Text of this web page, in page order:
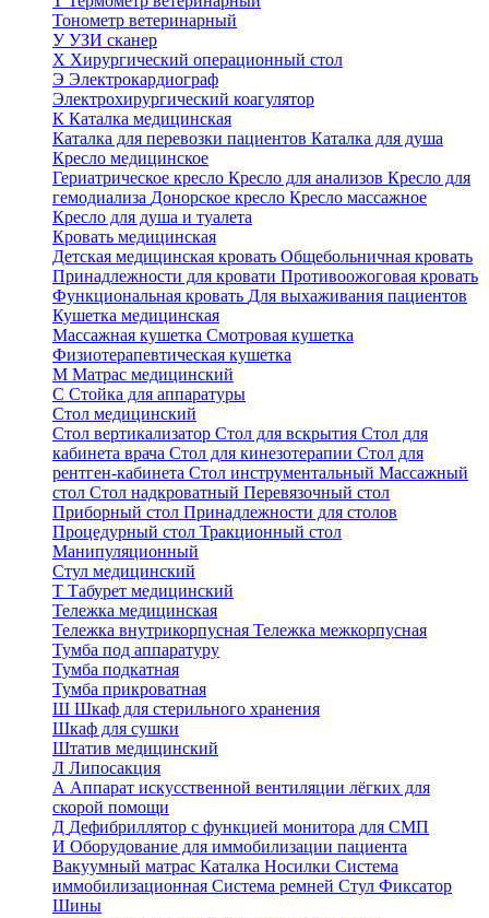
Тонометр ветеринарный
УУЗИ сканер
Х Хирургический операционный стол
Э Электрокардиограф
Электрохирургический коагулятор
К Каталка медицинская
Каталка для перевозки пациентов Каталка для душа
Кресло медицинское
Гериатрическое кресло Кресло для анализов Кресло для
гемодиализа Донорское кресло Кресло массажное
Кресло для душа и туалета
Кровать медицинская
Детская медицинская кровать Общебольничная кровать
Принадлежности для кровати Противоожоговая кровать
Функциональная кровать Для выхаживания пациентов
Кушетка медицинская
Массажная кушетка Смотровая кушетка
Физиотерапевтическая кушетка
М Матрас медицинский
С Стойка для аппаратуры
Стол медицинский
Стол вертикализатор Стол для вскрытия Стол для
кабинета врача Стол для кинезотерапии Стол для
рентген-кабинета Стол инструментальный Массажный
стол Стол надкроватный Перевязочный стол
Приборный стол Принадлежности для столов
Процедурный стол Тракционный стол
Манипуляционный
Стул медицинский
Т Табурет медицинский
Тележка медицинская
Тележка внутрикорпусная Тележка межкорпусная
Тумба под аппаратуру
Тумба подкатная
Тумба прикроватная
Ш Шкаф для стерильного хранения
Шкаф для сушки
Штатив медицинский
Л Липосакция
А Аппарат искусственной вентиляции лёгких для
скорой помощи
Д Дефибриллятор с функцией монитора для СМП
И Оборудование для иммобилизации пациента
Вакуумный матрас Каталка Носилки Система
иммобилизационная Система ремней Стул Фиксатор
Шины